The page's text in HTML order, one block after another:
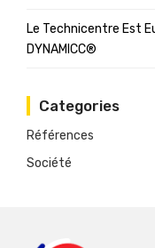
Le Technicentre Est
DYNAMICC®
Categories
Références
Société